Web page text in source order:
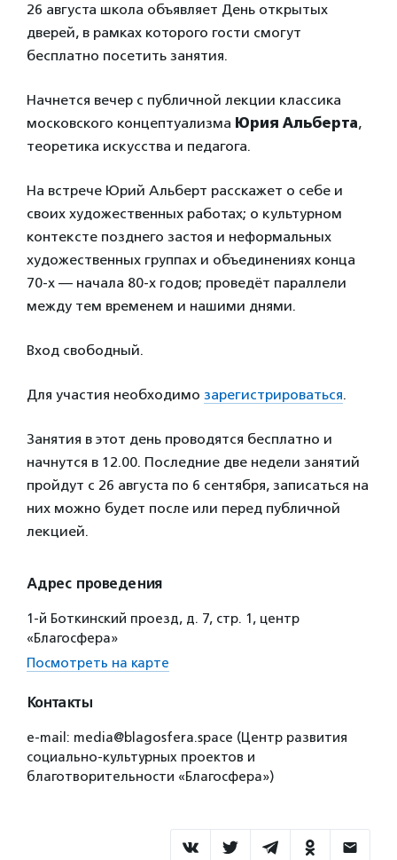
26 августа школа объявляет День открытых
дверей, в рамках которого гости смогут
бесплатно посетить занятия.
Начнется вечер с публичной лекции классика
московского концептуализма Юрия Альберта,
теоретика искусства и педагога.
На встрече Юрий Альберт расскажет о себе и
своих художественных работах; о культурном
контексте позднего застоя и неформальных
художественных группах и объединениях конца
70-х — начала 80-х годов; проведёт параллели
между тем временем и нашими днями.
Вход свободный.
Для участия необходимо зарегистрироваться.
Занятия в этот день проводятся бесплатно и
начнутся в 12.00. Последние две недели занятий
пройдут с 26 августа по 6 сентября, записаться на
них можно будет после или перед публичной
лекцией.
Адрес проведения
1-й Боткинский проезд, д. 7, стр. 1, центр
«Благосфера»
Посмотреть на карте
Контакты
e-mail: media@blagosfera.space (Центр развития
социально-культурных проектов и
благотворительности «Благосфера»)